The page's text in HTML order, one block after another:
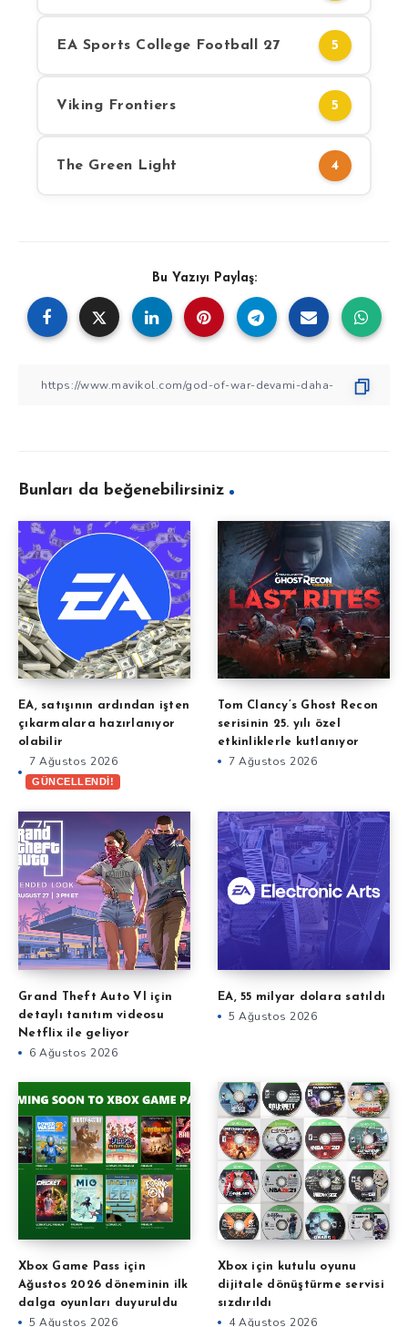
EA Sports College Football 27 5
Viking Frontiers 5
The Green Light 4
Bu Yazıyı Paylaş:
Bunları da beğenebilirsiniz
EA, satışının ardından işten
çıkarmalara hazırlanıyor
olabilir
7 Ağustos 2026
GÜNCELLENDİ!
Tom Clancy’s Ghost Recon
serisinin 25. yılı özel
etkinliklerle kutlanıyor
7 Ağustos 2026
Grand Theft Auto VI için
detaylı tanıtım videosu
Netflix ile geliyor
6 Ağustos 2026
EA, 55 milyar dolara satıldı
5 Ağustos 2026
Xbox Game Pass için
Ağustos 2026 döneminin ilk
dalga oyunları duyuruldu
5 Ağustos 2026
Xbox için kutulu oyunu
dijitale dönüştürme servisi
sızdırıldı
4 Ağustos 2026